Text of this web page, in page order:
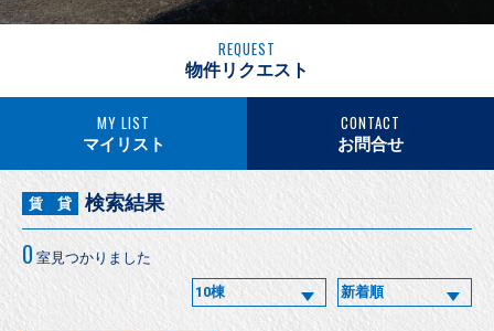
REQUEST
物件リクエスト
MY LIST
マイリスト
CONTACT
お問合せ
賃 貸 検索結果
0 室見つかりました